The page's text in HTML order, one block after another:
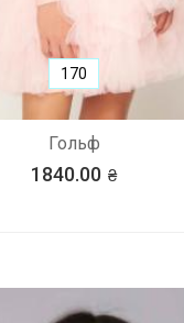
Гольф
1840.00
170